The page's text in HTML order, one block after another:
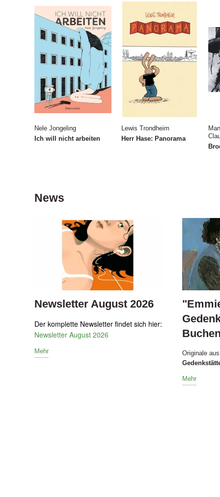
Nele Jongeling
Ich will nicht arbeiten
Lewis Trondheim
Herr Hase: Panorama
News
Newsletter August 2026
Der komplette Newsletter findet sich hier:
Newsletter August 2026
Mehr
Originale
Mehr